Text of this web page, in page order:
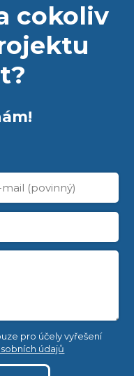
cokoliv
pro účely vyřešení
údajů